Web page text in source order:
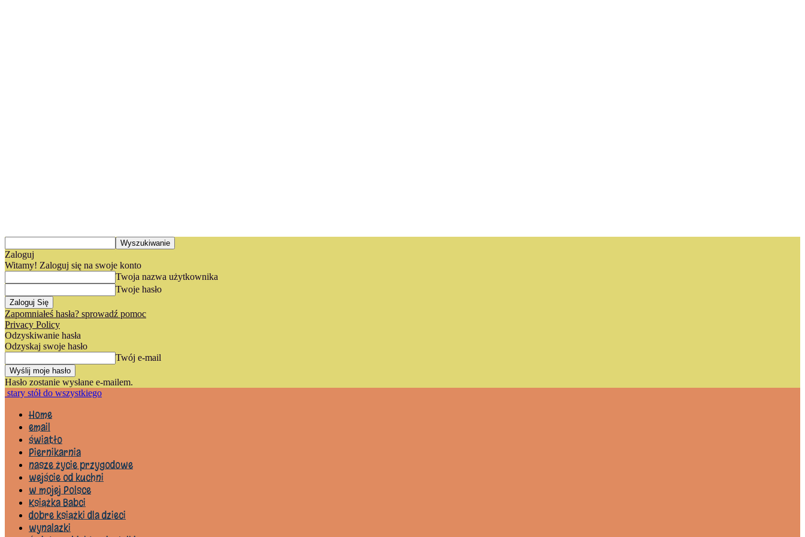
Zaloguj
Witamy! Zaloguj się na swoje konto
Twoja nazwa użytkownika
Twoje hasło
Zapomniałeś hasła? sprowadź pomoc
Privacy Policy
Odzyskiwanie hasła
Odzyskaj swoje hasło
Twój e-mail
Hasło zostanie wysłane e-mailem.
stary stół do wszystkiego
Home
email
światło
Piernikarnia
nasze życie przygodowe
wejście od kuchni
w mojej Polsce
Książka Babci
dobre książki dla dzieci
wynalazki